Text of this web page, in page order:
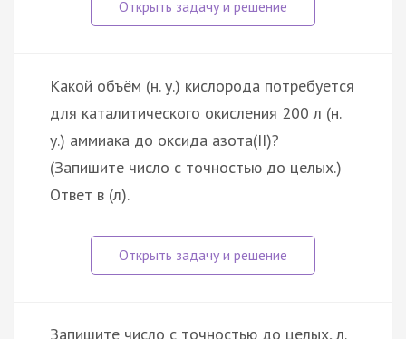
Какой объём (н. у.) кислорода потребуется
для каталитического окисления 200 л (н.
у.) аммиака до оксида азота(II)?
(Запишите число с точностью до целых.)
Ответ в (л).
Запишите число с точностью до целых, л.